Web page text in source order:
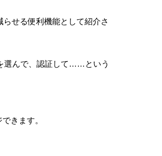
らせる便利機能として紹介さ
選んで、認証して……という
きます。